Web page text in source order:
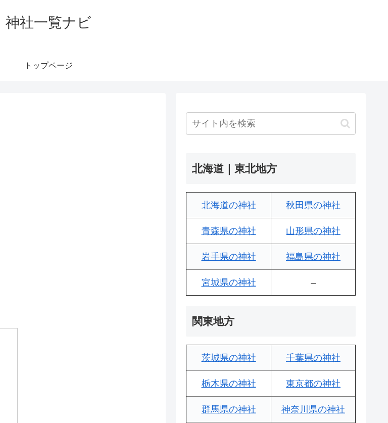
神社一覧ナビ
トップページ
北海道｜東北地方
北海道の神社 秋田県の神社
青森県の神社 山形県の神社
岩手県の神社 福島県の神社
宮城県の神社 –
関東地方
茨城県の神社 千葉県の神社
栃木県の神社 東京都の神社
群馬県の神社 神奈川県の神社